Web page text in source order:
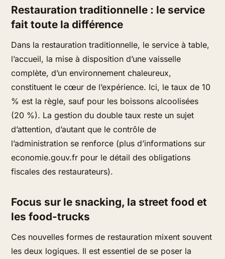
Restauration traditionnelle : le service
fait toute la différence
Dans la restauration traditionnelle, le service à table,
l’accueil, la mise à disposition d’une vaisselle
complète, d’un environnement chaleureux,
constituent le cœur de l’expérience. Ici, le taux de 10
% est la règle, sauf pour les boissons alcoolisées
(20 %). La gestion du double taux reste un sujet
d’attention, d’autant que le contrôle de
l’administration se renforce (plus d’informations sur
economie.gouv.fr pour le détail des obligations
fiscales des restaurateurs).
Focus sur le snacking, la street food et
les food-trucks
Ces nouvelles formes de restauration mixent souvent
les deux logiques. Il est essentiel de se poser la